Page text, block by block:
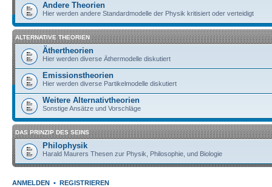
Andere Theorien
Hier werden andere Standardmodelle der Physik kritisiert oder verteidigt
ALTERNATIVE THEORIEN
Äthertheorien
Hier werden diverse Äthermodelle diskutiert
Emissionstheorien
Hier werden diverse Partikelmodelle diskutiert
Weitere Alternativtheorien
Sonstige Ansätze und Vorschläge
DAS PRINZIP DES SEINS
Philophysik
Harald Maurers Thesen zur Physik, Philosophie, und Biologie
ANMELDEN • REGISTRIEREN